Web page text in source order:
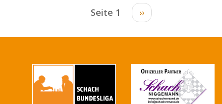
Seitennummerierung
Seite 1
Nächste
Seite
››